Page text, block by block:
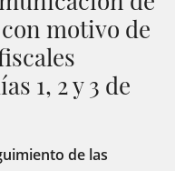
motivo de
1, 2 y 3 de
de las